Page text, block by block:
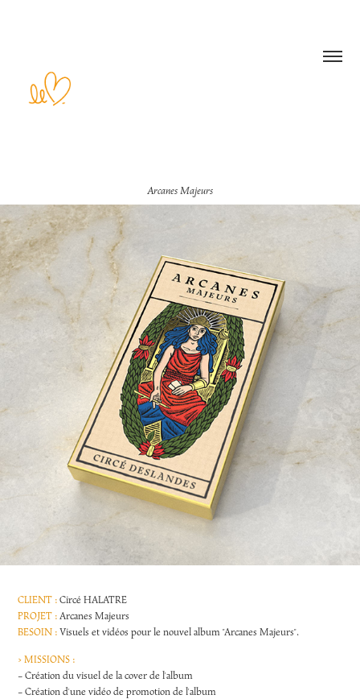
Arcanes Majeurs
CLIENT :Circé HALATRE
PROJET :Arcanes Majeurs
BESOIN :Visuels et vidéos pour le nouvel album "Arcanes Majeurs".
> MISSIONS :
- Création du visuel de la cover de l'album
- Création d'une vidéo de promotion de l'album